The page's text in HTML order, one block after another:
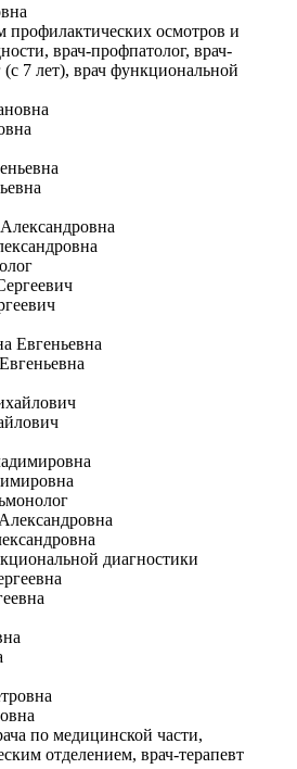
осмотров и
врач-профпатолог, врач-
(с 7 лет), врач функциональной
диагностики
по медицинской части,
отделением, врач-терапевт